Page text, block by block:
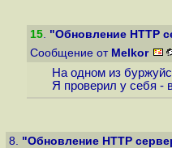
15. "Обновление HTTP
Сообщение от Melkor
На одном из
Я проверил у себя -
8. "Обновление HTTP